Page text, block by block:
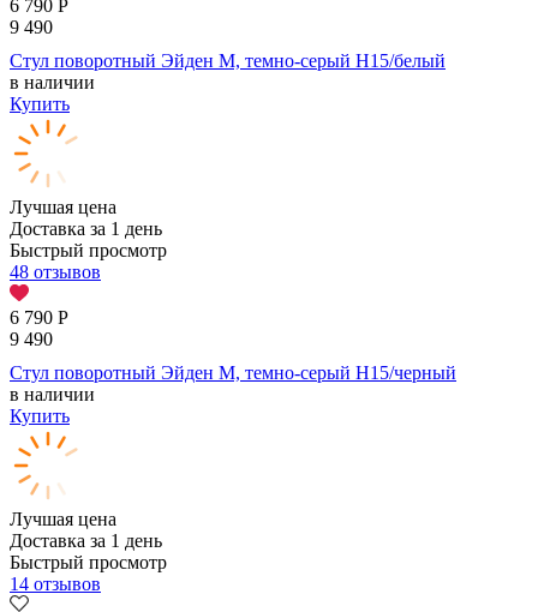
6 790 Р
9 490
Стул поворотный Эйден М, темно-серый H15/белый
в наличии
Купить
Лучшая цена
Доставка за 1 день
Быстрый просмотр
48 отзывов
6 790 Р
9 490
Стул поворотный Эйден М, темно-серый H15/черный
в наличии
Купить
Лучшая цена
Доставка за 1 день
Быстрый просмотр
14 отзывов